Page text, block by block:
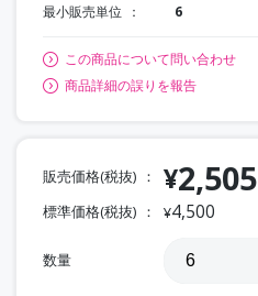
最小販売単位 6
この商品について問い合わせ
商品詳細の誤りを報告
販売価格(税抜) ¥2,505
標準価格(税抜) ¥4,500
数量